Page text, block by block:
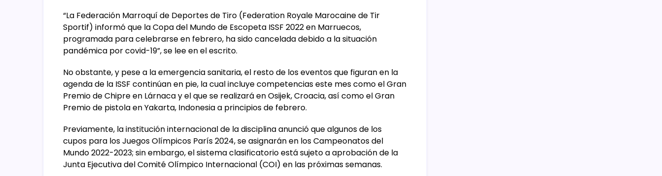
“La Federación Marroquí de Deportes de Tiro (Federation Royale Marocaine de Tir
Sportif) informó que la Copa del Mundo de Escopeta ISSF 2022 en Marruecos,
programada para celebrarse en febrero, ha sido cancelada debido a la situación
pandémica por covid-19”, se lee en el escrito.
No obstante, y pese a la emergencia sanitaria, el resto de los eventos que figuran en la
agenda de la ISSF continúan en pie, la cual incluye competencias este mes como el Gran
Premio de Chipre en Lárnaca y el que se realizará en Osijek, Croacia, así como el Gran
Premio de pistola en Yakarta, Indonesia a principios de febrero.
Previamente, la institución internacional de la disciplina anunció que algunos de los
cupos para los Juegos Olímpicos París 2024, se asignarán en los Campeonatos del
Mundo 2022-2023; sin embargo, el sistema clasificatorio está sujeto a aprobación de la
Junta Ejecutiva del Comité Olímpico Internacional (COI) en las próximas semanas.